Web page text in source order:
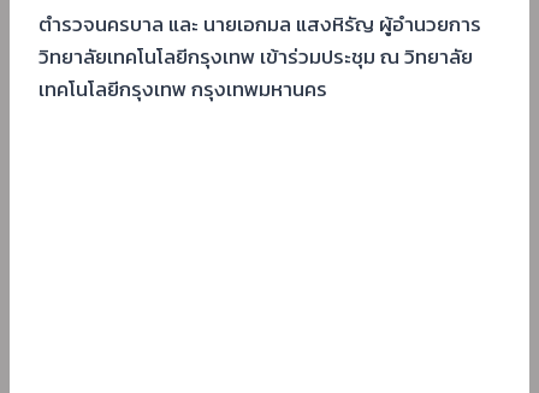
ตำรวจนครบาล และ นายเอกมล แสงหิรัญ ผู้อำนวยการ
วิทยาลัยเทคโนโลยีกรุงเทพ เข้าร่วมประชุม ณ วิทยาลัย
เทคโนโลยีกรุงเทพ กรุงเทพมหานคร